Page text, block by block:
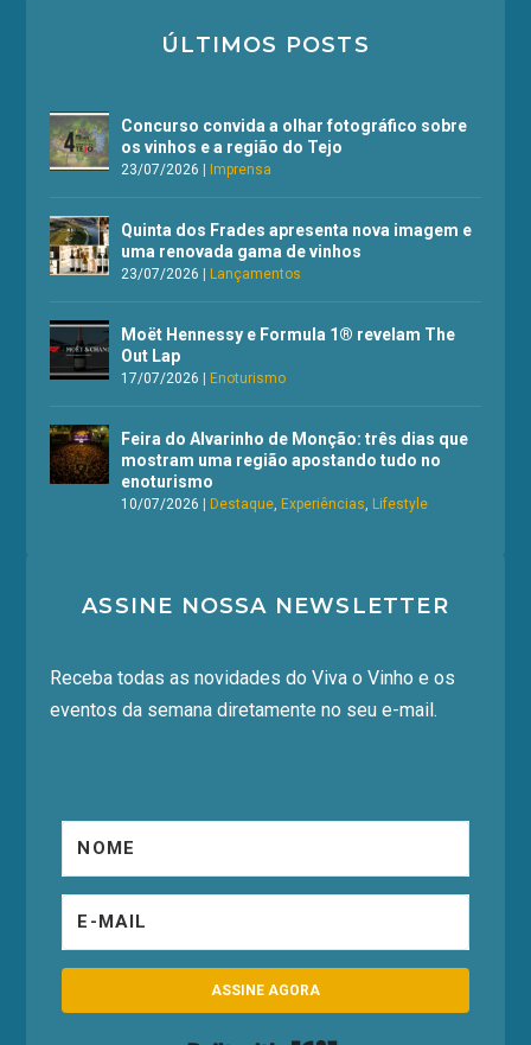
ÚLTIMOS POSTS
Concurso convida a olhar fotográfico sobre
os vinhos e a região do Tejo
23/07/2026 |Imprensa
Quinta dos Frades apresenta nova imagem e
uma renovada gama de vinhos
23/07/2026 |Lançamentos
Moët Hennessy e Formula 1® revelam The
Out Lap
17/07/2026 |Enoturismo
Feira do Alvarinho de Monção: três dias que
mostram uma região apostando tudo no
enoturismo
10/07/2026 |Destaque ,Experiências ,Lifestyle
ASSINE NOSSA NEWSLETTER
Receba todas as novidades do Viva o Vinho e os
eventos da semana diretamente no seu e-mail.
ASSINE AGORA